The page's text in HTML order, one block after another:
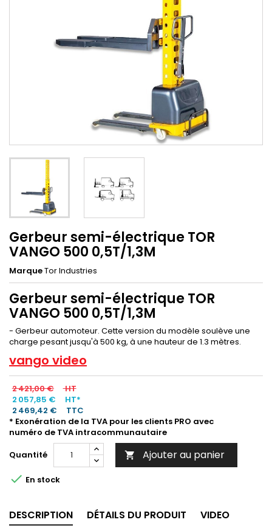
Gerbeur semi-électrique TOR
VANGO 500 0,5T/1,3M
MarqueTor Industries
Gerbeur semi-électrique TOR
VANGO 500 0,5T/1,3M
- Gerbeur automoteur. Cette version du modèle soulève une
charge pesant jusqu'à 500 kg, à une hauteur de 1.3 mètres.
vango video
2 421,00 €
HT
2 057,85 €
HT*
2 469,42 €
TTC
* Exonération de la TVA pour les clients PRO avec
numéro de TVA intracommunautaire
Quantité
 Ajouter au panier
 En stock
DESCRIPTION DÉTAILS DU PRODUIT
VIDEO